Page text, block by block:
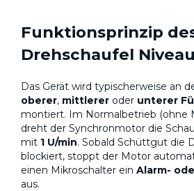
Funktionsprinzip
Drehschaufel
Das Gerät wird typischerweise an
oberer, mittlerer oder unterer
montiert. Im Normalbetrieb (ohne
dreht der Synchronmotor die
mit 1 U/min. Sobald Schüttgut die
blockiert, stoppt der Motor
einen Mikroschalter ein Alarm-
aus.